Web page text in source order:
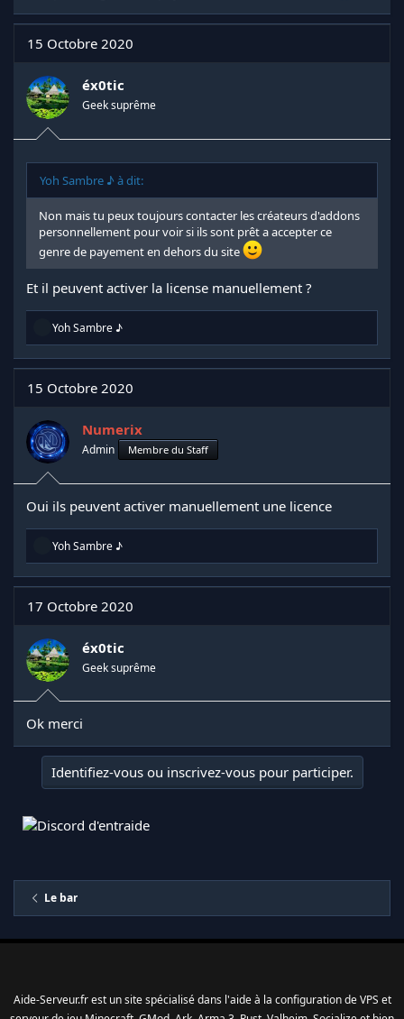
15 Octobre 2020
éx0tic
Geek suprême
Yoh Sambre ♪ à dit:
Non mais tu peux toujours contacter les créateurs d'addons
personnellement pour voir si ils sont prêt a accepter ce
genre de payement en dehors du site
Et il peuvent activer la license manuellement ?
R
a
c
t
i
n
s
:
Yoh Sambre ♪
15 Octobre 2020
Numerix
Admin Membre du Staff
Oui ils peuvent activer manuellement une licence
R
a
c
t
i
n
s
:
Yoh Sambre ♪
17 Octobre 2020
éx0tic
Geek suprême
Ok merci
Identifiez-vous ou inscrivez-vous pour participer.
Le bar
Aide-Serveur.fr est un site spécialisé dans l'aide à la configuration de VPS et